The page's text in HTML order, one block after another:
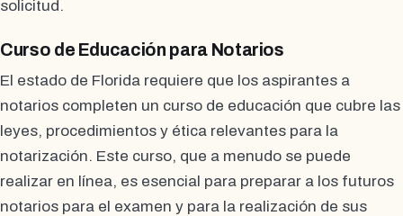
solicitud.
Curso de Educación para Notarios
El estado de Florida requiere que los aspirantes a
notarios completen un curso de educación que cubre las
leyes, procedimientos y ética relevantes para la
notarización. Este curso, que a menudo se puede
realizar en línea, es esencial para preparar a los futuros
notarios para el examen y para la realización de sus